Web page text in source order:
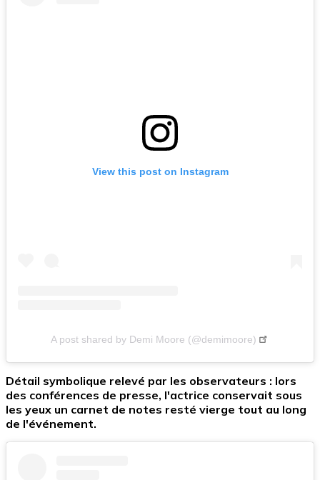
View this post on Instagram
A post shared by Demi Moore (@demimoore)
Détail symbolique relevé par les observateurs : lors
des conférences de presse, l'actrice conservait sous
les yeux un carnet de notes resté vierge tout au long
de l'événement.